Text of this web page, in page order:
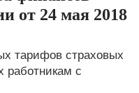
от 24 мая 2018
тарифов страховых
работникам c